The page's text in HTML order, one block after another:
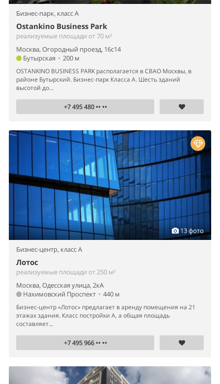
Бизнес-парк, класс A
Ostankino Business Park
реализуемые площади от 70 м²
Москва, Огородный проезд, 16с14
Бутырская • 200 м
OSTANKINO BUSINESS PARK располагается в СВАО Москвы, в
районе Бутырский. Бизнес-парк Класса А. Шесть зданий
высотой до...
+7 495 480 •• ••
13 фото
Бизнес-центр, класс A
Лотос
реализуемые площади от 250 м²
Москва, Одесская улица, 2кА
Нахимовский Проспект • 440 м
Бизнес-центр «Лотос» предлагает в аренду помещения на 21
этажах здания. Класс постройки А, а общая площадь
составляет...
+7 495 966 •• ••